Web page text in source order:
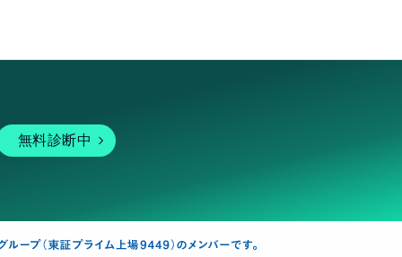
無料診断中